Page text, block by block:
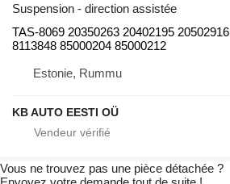
Suspension - direction assistée
TAS-8069 20350263 20402195 20502916
8113848 85000204 85000212
Estonie, Rummu
KB AUTO EESTI OÜ
Vous ne trouvez pas une pièce détachée ?